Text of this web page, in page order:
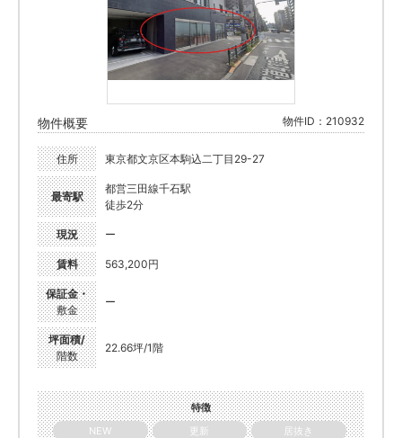
物件概要 物件ID：210932
住所 東京都文京区本駒込二丁目29-27
最寄駅
都営三田線千石駅
徒歩2分
現況 ー
賃料 563,200円
保証金・
敷金
ー
坪面積/
階数
22.66坪/1階
特徴
NEW
更新
居抜き